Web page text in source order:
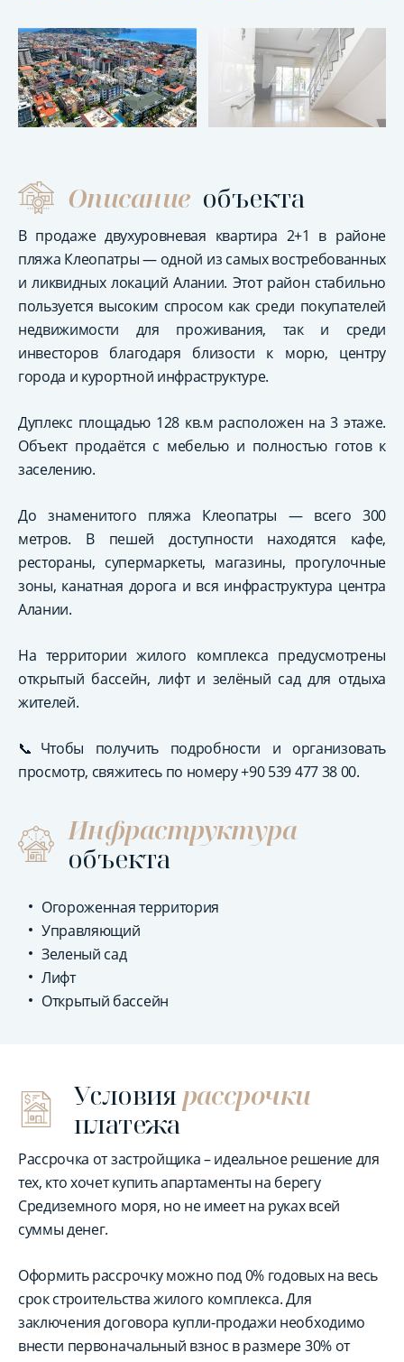
Описание объекта
В продаже двухуровневая квартира 2+1 в районе
пляжа Клеопатры — одной из самых востребованных
и ликвидных локаций Алании. Этот район стабильно
пользуется высоким спросом как среди покупателей
недвижимости для проживания, так и среди
инвесторов благодаря близости к морю, центру
города и курортной инфраструктуре.
Дуплекс площадью 128 кв.м расположен на 3 этаже.
Объект продаётся с мебелью и полностью готов к
заселению.
До знаменитого пляжа Клеопатры — всего 300
метров. В пешей доступности находятся кафе,
рестораны, супермаркеты, магазины, прогулочные
зоны, канатная дорога и вся инфраструктура центра
Алании.
На территории жилого комплекса предусмотрены
открытый бассейн, лифт и зелёный сад для отдыха
жителей.
📞Чтобы получить подробности и организовать
просмотр, свяжитесь по номеру +90 539 477 38 00.
Инфраструктура
объекта
Огороженная территория
Управляющий
Зеленый сад
Лифт
Открытый бассейн
Условиярассрочки
платежа
Рассрочка от застройщика – идеальное решение для
тех, кто хочет купить апартаменты на берегу
Средиземного моря, но не имеет на руках всей
суммы денег.
Оформить рассрочку можно под 0% годовых на весь
срок строительства жилого комплекса. Для
заключения договора купли-продажи необходимо
внести первоначальный взнос в размере 30% от